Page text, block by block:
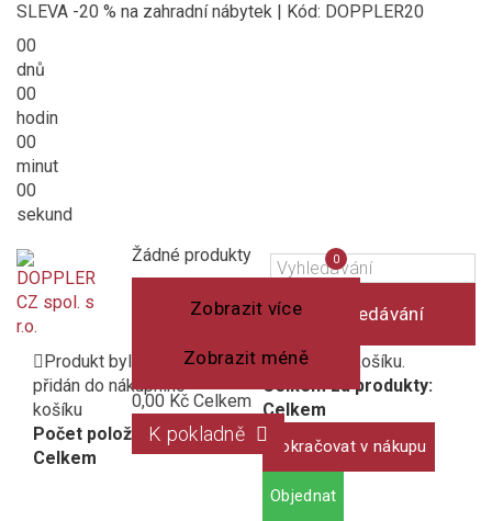
SLEVA -20 % na zahradní nábytek | Kód: DOPPLER20
00
dnů
00
hodin
00
minut
00
sekund
Vyhledávání
Košík
(prázdný)
Žádné produkty
Zobrazit více
Zobrazit méně
0,00 Kč Celkem
K pokladně
Produkt byl úspěšně
přidán do nákupního
košíku
Počet položek:
Celkem
1 produkt v košíku.
Celkem za produkty:
Celkem
Pokračovat v nákupu
Objednat
Porovnání
produktů
0